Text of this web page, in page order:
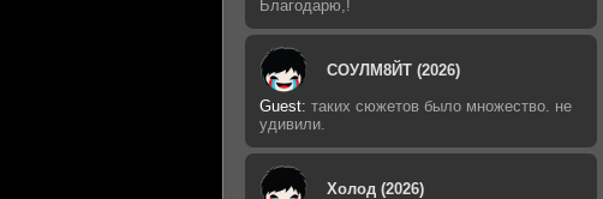
Благодарю,!
СОУЛМ8ЙТ (2026)
Guest: таких сюжетов было множество. не
удивили.
Холод (2026)